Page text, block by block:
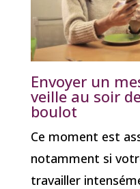
Envoyer un
veille au soir
boulot
Ce moment est
notamment si
travailler